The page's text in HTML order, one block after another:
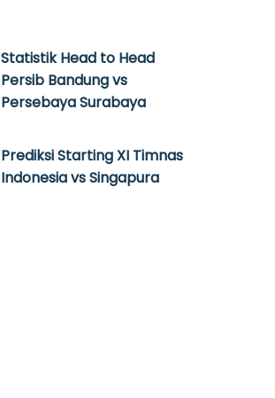
Statistik Head to Head
Persib Bandung vs
Persebaya Surabaya
Prediksi Starting XI Timnas
Indonesia vs Singapura